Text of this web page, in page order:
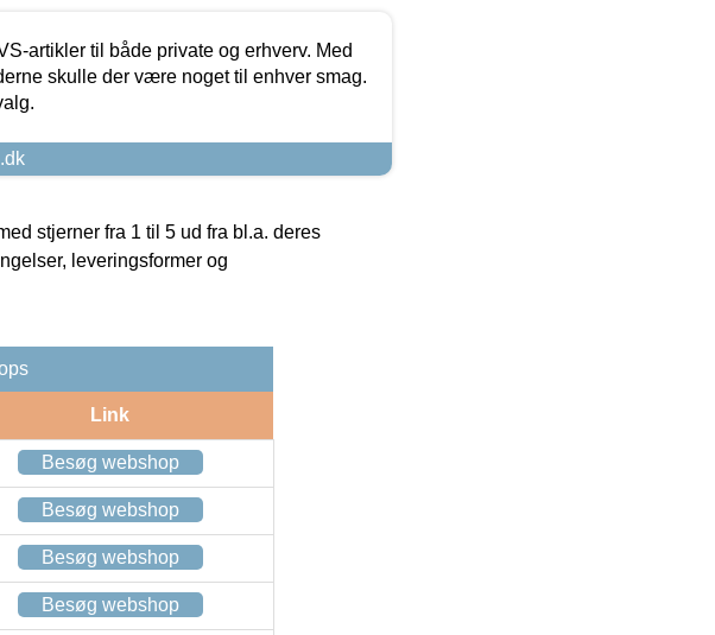
artikler til både private og erhverv. Med
skulle der være noget til enhver smag.
stjerner fra 1 til 5 ud fra bl.a. deres
leveringsformer og
Link
Besøg webshop
Besøg webshop
Besøg webshop
Besøg webshop